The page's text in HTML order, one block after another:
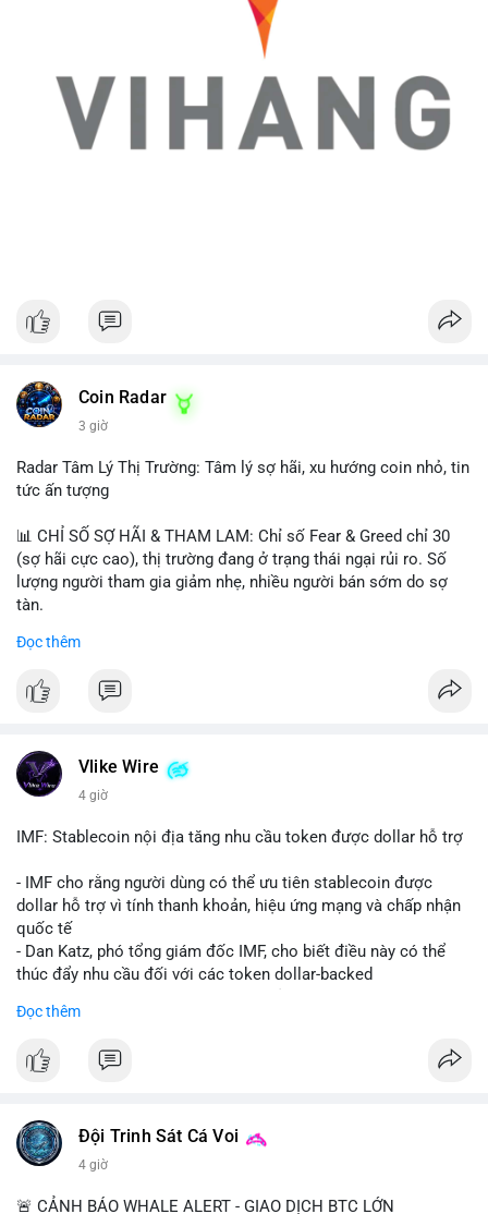
Coin Radar
3 giờ
Radar Tâm Lý Thị Trường: Tâm lý sợ hãi, xu hướng coin nhỏ, tin
tức ấn tượng
📊 CHỈ SỐ SỢ HÃI & THAM LAM: Chỉ số Fear & Greed chỉ 30
(sợ hãi cực cao), thị trường đang ở trạng thái ngại rủi ro. Số
lượng người tham gia giảm nhẹ, nhiều người bán sớm do sợ
tàn.
📈 XU HƯỚNG TÌM KIẾM & THẢO LUẬN: Biconomy (BICO),
coin được tìm kiếm nhiều nhất. Chủ đề NFT (Pudgy Penguins),
💬 DÒNG CHẢY TIN TỨC & TRUYỀN THÔNG: Bàn tán trên
Binance Square tập trung vào lệnh kẹp, dự báo NVDA và Musk
luận về Clearity Act.
💡 NHẬN ĐỊNH & KHUYẾN NGHỊ: Tâm lý ngắn hạn vẫn tiêu
cực do sợ hãi, nhưng xu hướng coin nhỏ và tin tức AI/NVIDA
có thể tạo cơ hội mua sớm. Cần theo dõi sự thay đổi trong
chính sách crypto Mỹ.
Đọc thêm
Vlike Wire
4 giờ
IMF: Stablecoin nội địa tăng nhu cầu token được dollar hỗ trợ
- IMF cho rằng người dùng có thể ưu tiên stablecoin được
dollar hỗ trợ vì tính thanh khoản, hiệu ứng mạng và chấp nhận
quốc tế
- Dan Katz, phó tổng giám đốc IMF, cho biết điều này có thể
thúc đẩy nhu cầu đối với các token dollar-backed
triển stablecoin nội địa
$btc $eth
📰 Nguồn: Cointelegraph
Đọc thêm
Đội Trinh Sát Cá Voi
4 giờ
🚨 CẢNH BÁO WHALE ALERT - GIAO DỊCH BTC LỚN